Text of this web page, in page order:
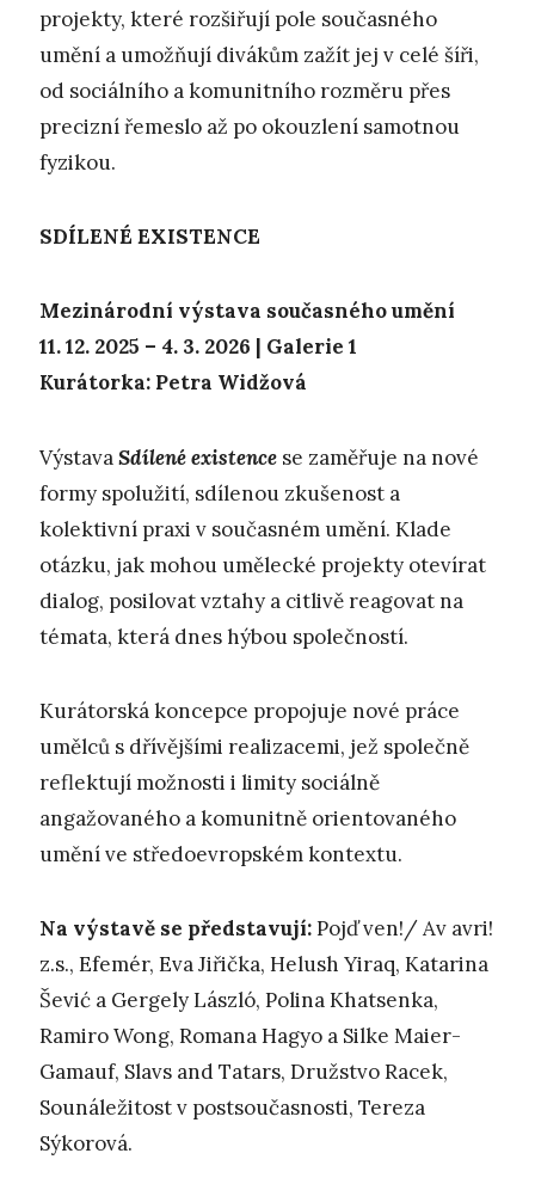
projekty, které rozšiřují pole současného
umění a umožňují divákům zažít jej v celé šíři,
od sociálního a komunitního rozměru přes
precizní řemeslo až po okouzlení samotnou
fyzikou.
SDÍLENÉ EXISTENCE
Mezinárodní výstava současného umění
11. 12. 2025 – 4. 3. 2026 | Galerie 1
Kurátorka: Petra Widžová
VýstavaSdílené existence se zaměřuje na nové
formy spolužití, sdílenou zkušenost a
kolektivní praxi v současném umění. Klade
otázku, jak mohou umělecké projekty otevírat
dialog, posilovat vztahy a citlivě reagovat na
témata, která dnes hýbou společností.
Kurátorská koncepce propojuje nové práce
umělců s dřívějšími realizacemi, jež společně
reflektují možnosti i limity sociálně
angažovaného a komunitně orientovaného
umění ve středoevropském kontextu.
Na výstavě se představují:Pojď ven!/ Av avri!
z.s., Efemér, Eva Jiřička, Helush Yiraq, Katarina
Šević a Gergely László, Polina Khatsenka,
Ramiro Wong, Romana Hagyo a Silke Maier-
Gamauf, Slavs and Tatars, Družstvo Racek,
Sounáležitost v postsoučasnosti, Tereza
Sýkorová.